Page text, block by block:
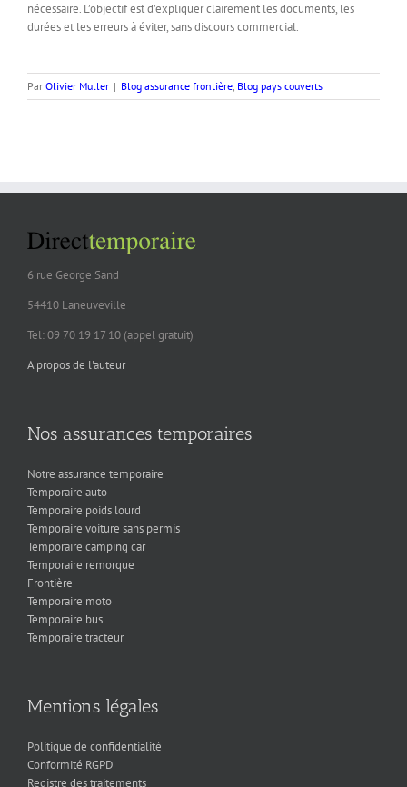
nécessaire. L’objectif est d’expliquer clairement les documents, les
durées et les erreurs à éviter, sans discours commercial.
Par Olivier Muller | Blog assurance frontière, Blog pays couverts
6 rue George Sand
54410 Laneuveville
Tel: 09 70 19 17 10 (appel gratuit)
A propos de l'auteur
Nos assurances temporaires
Notre assurance temporaire
Temporaire auto
Temporaire poids lourd
Temporaire voiture sans permis
Temporaire camping car
Temporaire remorque
Frontière
Temporaire moto
Temporaire bus
Temporaire tracteur
Mentions légales
Politique de confidentialité
Conformité RGPD
Registre des traitements